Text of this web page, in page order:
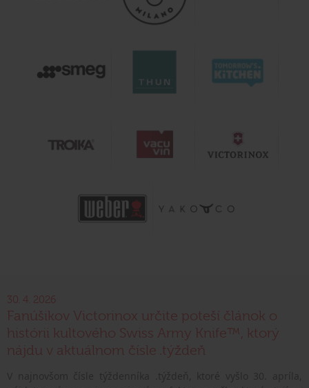
30. 4. 2026
Fanúšikov Victorinox určite poteší článok o
histórii kultového Swiss Army Knife™, ktorý
nájdu v aktuálnom čísle .týždeň